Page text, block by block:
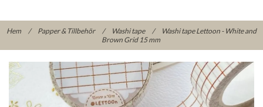
Hem / Papper & Tillbehör / Washi tape /
Washi tape Lettoon - White and
Brown Grid 15 mm